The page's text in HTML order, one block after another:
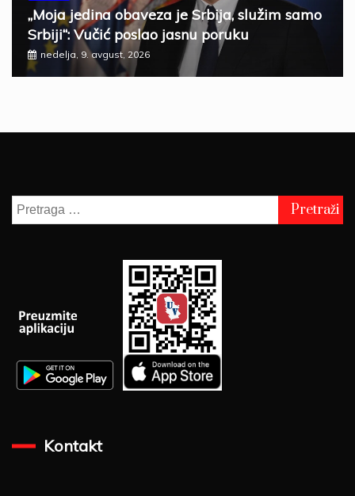
„Moja jedina obaveza je Srbija, služim samo
Srbiji“: Vučić poslao jasnu poruku
nedelja, 9. avgust, 2026
Pretraga
za:
Kontakt